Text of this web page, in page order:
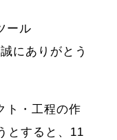
ール
にありがとう
ト・工程の作
とすると、11